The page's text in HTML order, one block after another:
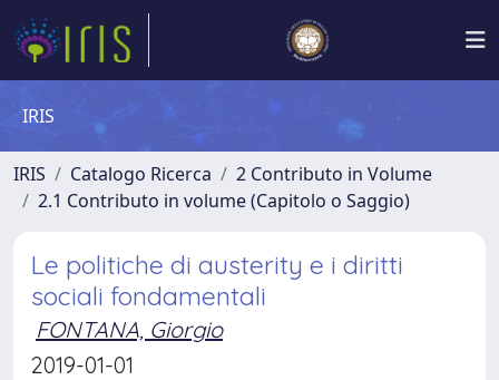
IRIS
IRIS Catalogo Ricerca
2 Contributo in Volume
2.1 Contributo in volume (Capitolo o Saggio)
Le politiche di austerity e i diritti
sociali fondamentali
FONTANA, Giorgio
2019-01-01